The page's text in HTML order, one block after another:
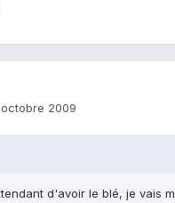
2009
d'avoir le blé, je vais